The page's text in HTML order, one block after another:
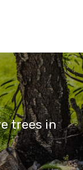
trees in